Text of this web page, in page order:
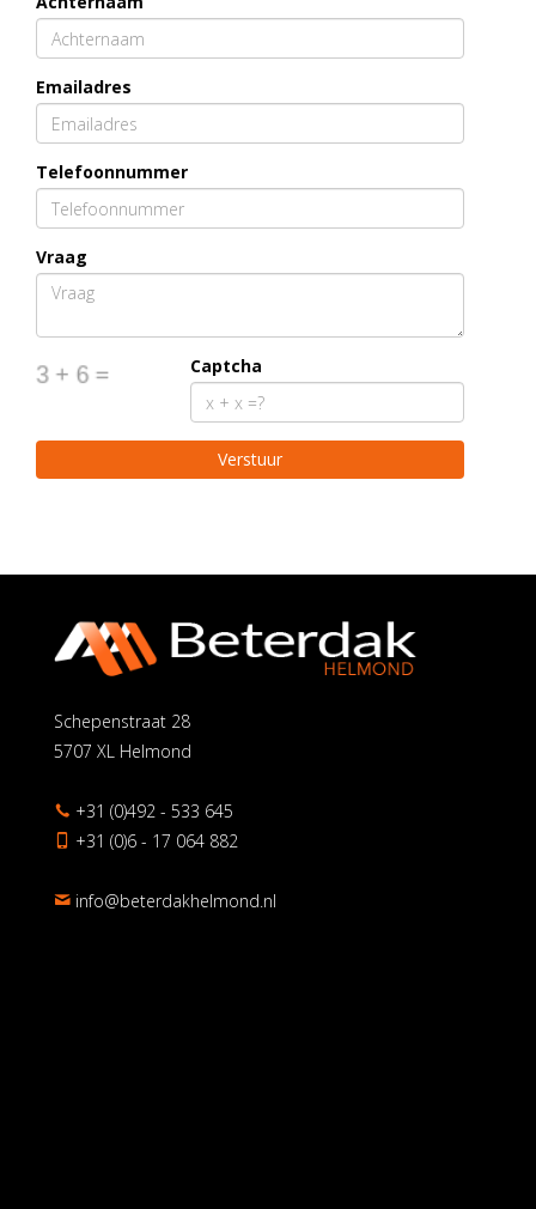
Emailadres
Telefoonnummer
Vraag
Captcha
Verstuur
Schepenstraat 28
5707 XL Helmond
+31 (0)492 - 533 645
+31 (0)6 - 17 064 882
ln.dnomlehkadreteb@ofni